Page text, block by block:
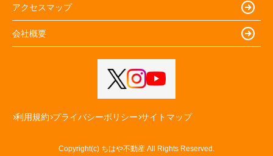
アクセスマップ
会社概要
利用規約 プライバシーポリシー サイトマップ
Copyright(c) ちはや不動産 All Rights Reserved.